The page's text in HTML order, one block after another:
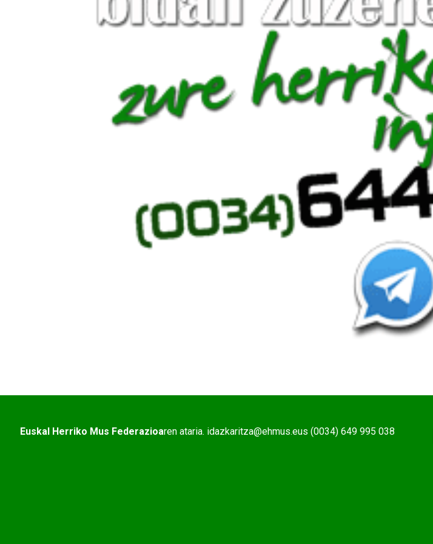
Euskal Herriko Mus Federazioaren ataria. idazkaritza@ehmus.eus (0034) 649 995 038